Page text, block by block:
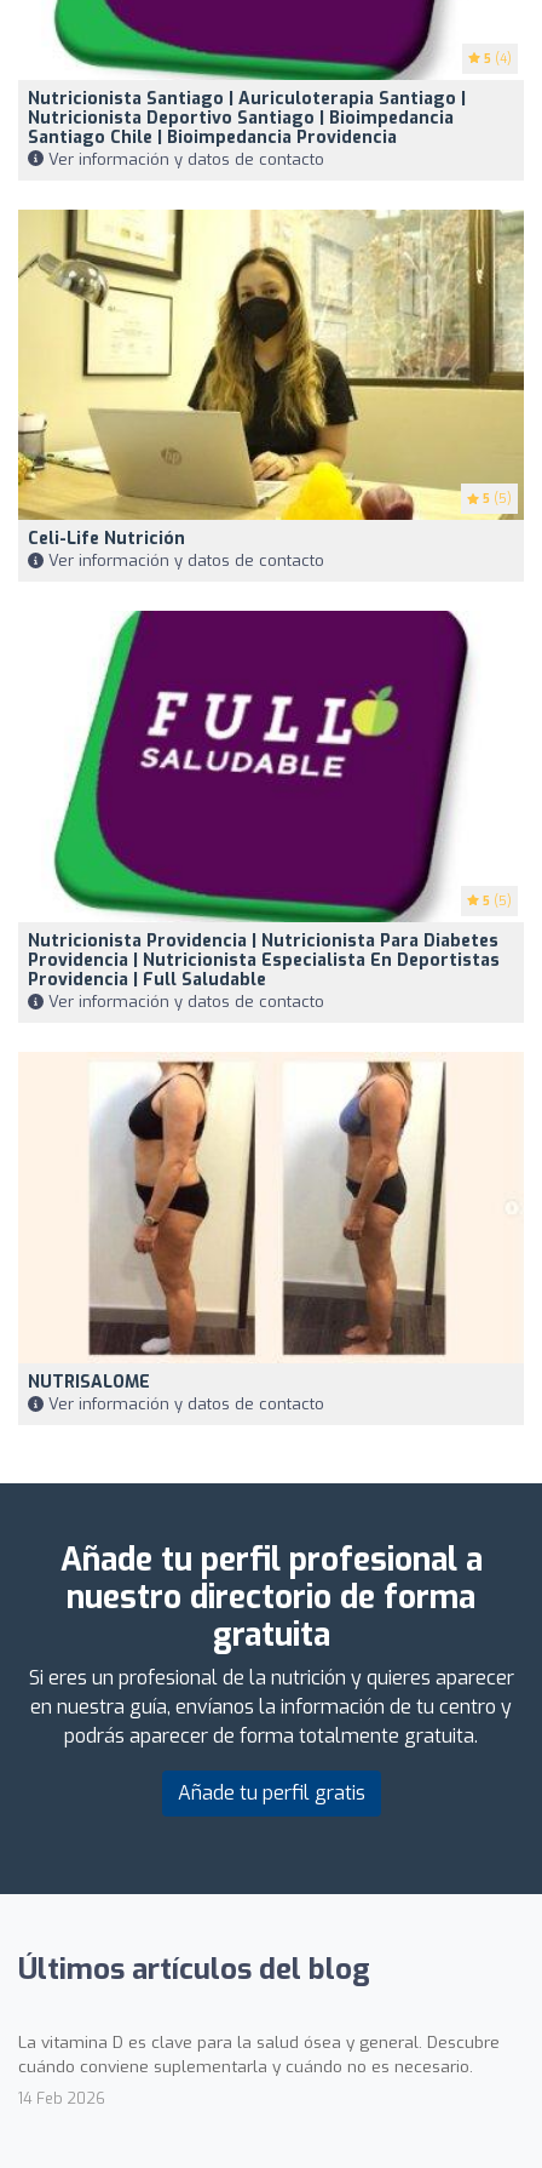
5 (4)
Nutricionista Santiago | Auriculoterapia Santiago |
Nutricionista Deportivo Santiago | Bioimpedancia
Santiago Chile | Bioimpedancia Providencia
Ver información y datos de contacto
5 (5)
Celi-Life Nutrición
Ver información y datos de contacto
5 (5)
Nutricionista Providencia | Nutricionista Para Diabetes
Providencia | Nutricionista Especialista En Deportistas
Providencia | Full Saludable
Ver información y datos de contacto
NUTRISALOME
Ver información y datos de contacto
Añade tu perfil profesional a
nuestro directorio de forma
gratuita
Si eres un profesional de la nutrición y quieres aparecer
en nuestra guía, envíanos la información de tu centro y
podrás aparecer de forma totalmente gratuita.
Añade tu perfil gratis
Últimos artículos del blog
La vitamina D es clave para la salud ósea y general. Descubre
cuándo conviene suplementarla y cuándo no es necesario.
14 Feb 2026